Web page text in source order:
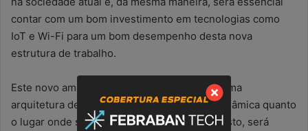
contar com um bom investimento em tecnologias como
IoT e Wi-Fi para um bom desempenho desta nova
estrutura de trabalho.
Este novo ambiente de trabalho precisa de uma
arquitetura de rede que seja tão flexível e dinâmica quanto
o lugar onde será instalada. Para conseguir isto, será